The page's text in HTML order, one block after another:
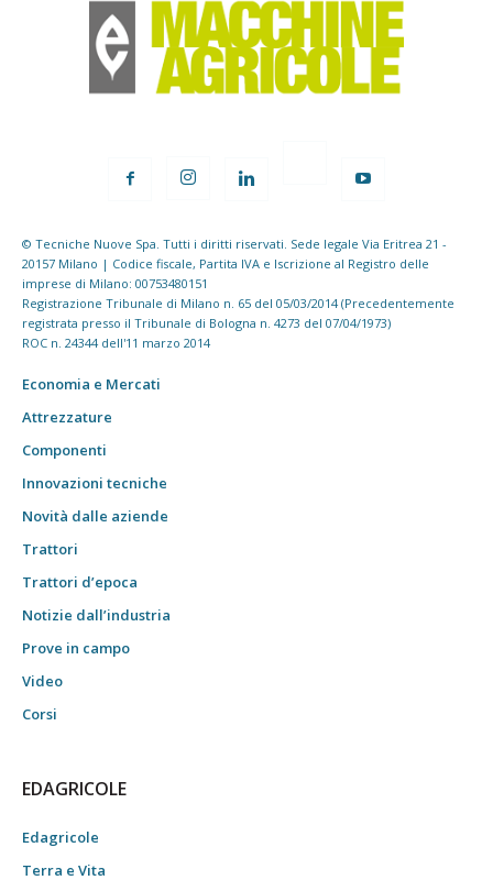
© Tecniche Nuove Spa. Tutti i diritti riservati. Sede legale Via Eritrea 21 -
20157 Milano | Codice fiscale, Partita IVA e Iscrizione al Registro delle
imprese di Milano: 00753480151
Registrazione Tribunale di Milano n. 65 del 05/03/2014 (Precedentemente
registrata presso il Tribunale di Bologna n. 4273 del 07/04/1973)
ROC n. 24344 dell'11 marzo 2014
Economia e Mercati
Attrezzature
Componenti
Innovazioni tecniche
Novità dalle aziende
Trattori
Trattori d’epoca
Notizie dall’industria
Prove in campo
Video
Corsi
EDAGRICOLE
Edagricole
Terra e Vita